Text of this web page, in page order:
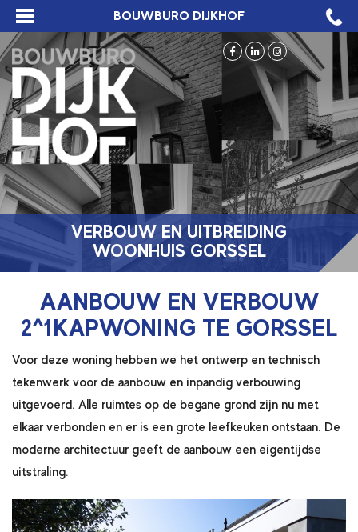
BOUWBURO DIJKHOF
VERBOUW EN UITBREIDING
WOONHUIS GORSSEL
AANBOUW EN VERBOUW
2^1KAPWONING TE GORSSEL
Voor deze woning hebben we het ontwerp en technisch
tekenwerk voor de aanbouw en inpandig verbouwing
uitgevoerd. Alle ruimtes op de begane grond zijn nu met
elkaar verbonden en er is een grote leefkeuken ontstaan. De
moderne architectuur geeft de aanbouw een eigentijdse
uitstraling.